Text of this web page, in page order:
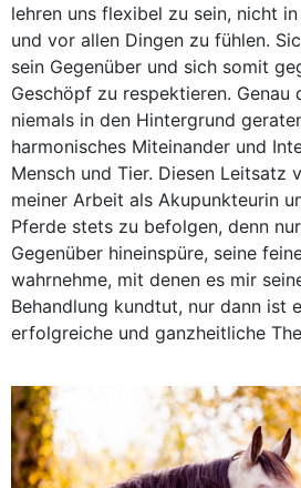
lehren uns flexibel zu sein, nicht
und vor allen Dingen zu fühlen.
sein Gegenüber und sich somit
Geschöpf zu respektieren. Genau
niemals in den Hintergrund
harmonisches Miteinander und
Mensch und Tier. Diesen Leitsatz
meiner Arbeit als Akupunkteurin
Pferde stets zu befolgen, denn
Gegenüber hineinspüre, seine
wahrnehme, mit denen es mir
Behandlung kundtut, nur dann ist
erfolgreiche und ganzheitliche